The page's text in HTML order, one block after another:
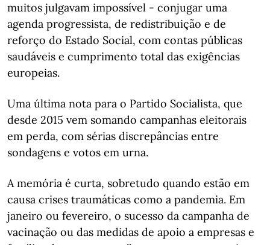
muitos julgavam impossível - conjugar uma
agenda progressista, de redistribuição e de
reforço do Estado Social, com contas públicas
saudáveis e cumprimento total das exigências
europeias.
Uma última nota para o Partido Socialista, que
desde 2015 vem somando campanhas eleitorais
em perda, com sérias discrepâncias entre
sondagens e votos em urna.
A memória é curta, sobretudo quando estão em
causa crises traumáticas como a pandemia. Em
janeiro ou fevereiro, o sucesso da campanha de
vacinação ou das medidas de apoio a empresas e